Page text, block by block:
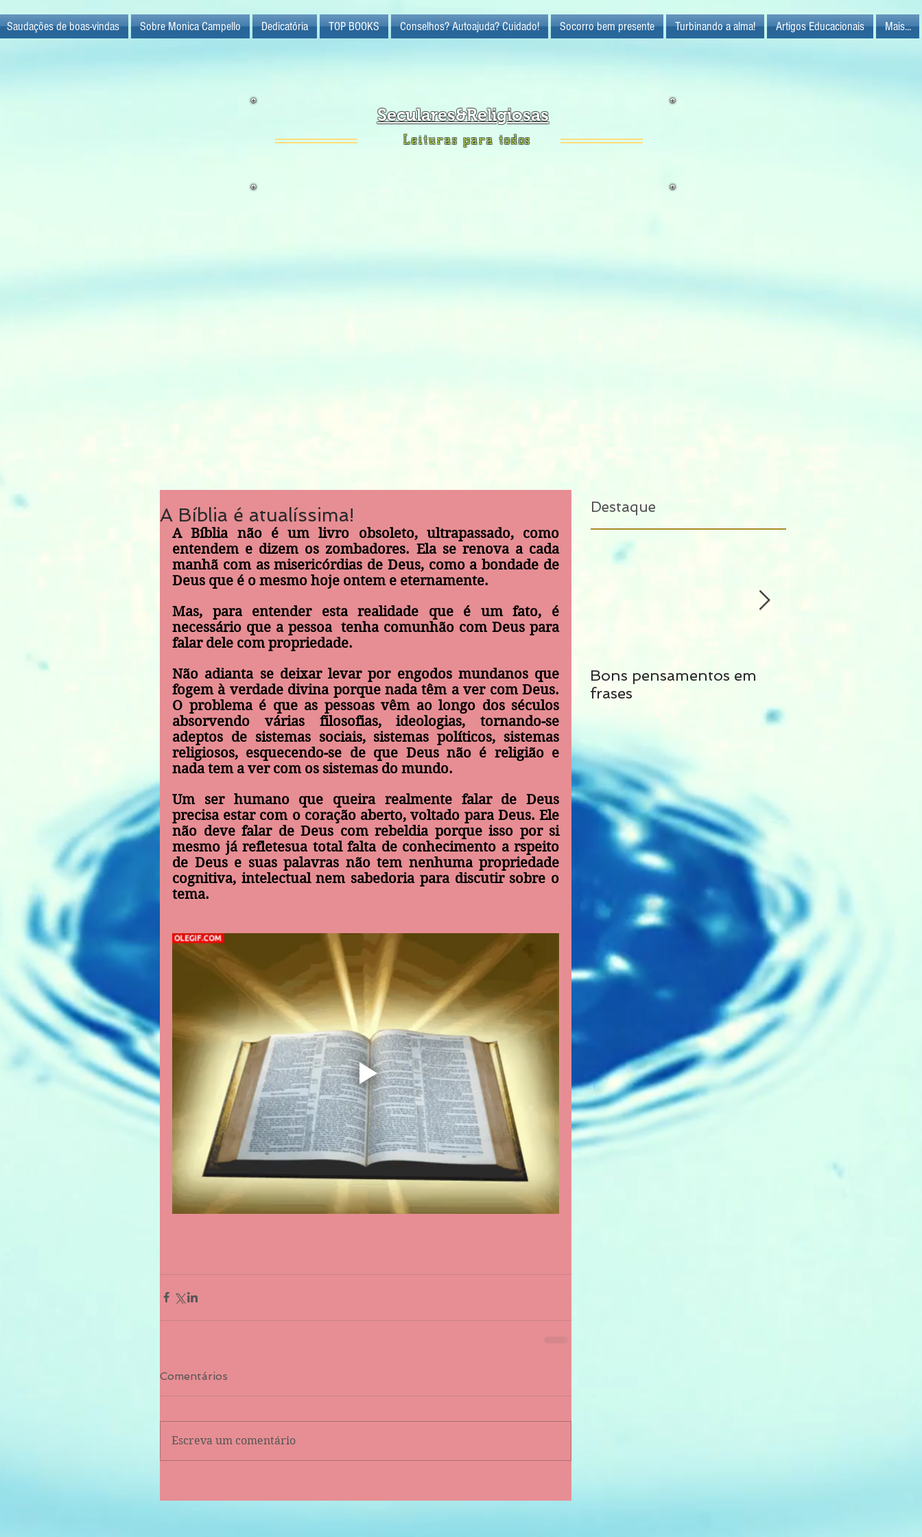
Saudações de boas-vindas Sobre Monica Campello Dedicatória TOP BOOKS Conselhos? Autoajuda? Cuidado! Socorro bem presente Turbinando a alma! Artigos Educacionais Mais...
Seculares&Religiosas
Leituras para todos
A Bíblia é atualíssima!
A Bíblia não é um livro obsoleto, ultrapassado, como
entendem e dizem os zombadores. Ela se renova a cada
manhã com as misericórdias de Deus, como a bondade de
Deus que é o mesmo hoje ontem e eternamente.
Mas, para entender esta realidade que é um fato, é
necessário que a pessoa tenha comunhão com Deus para
falar dele com propriedade.
Não adianta se deixar levar por engodos mundanos que
fogem à verdade divina porque nada têm a ver com Deus.
O problema é que as pessoas vêm ao longo dos séculos
absorvendo várias filosofias, ideologias, tornando-se
adeptos de sistemas sociais, sistemas políticos, sistemas
religiosos, esquecendo-se de que Deus não é religião e
nada tem a ver com os sistemas do mundo.
Um ser humano que queira realmente falar de Deus
precisa estar com o coração aberto, voltado para Deus. Ele
não deve falar de Deus com rebeldia porque isso por si
mesmo já refletesua total falta de conhecimento a rspeito
de Deus e suas palavras não tem nenhuma propriedade
cognitiva, intelectual nem sabedoria para discutir sobre o
tema.
Comentários
Escreva um comentário
Destaque
Bons pensamentos em
frases